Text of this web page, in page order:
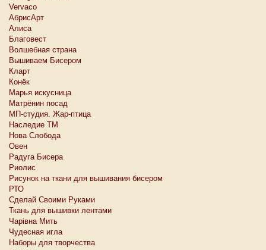
Vervaco
АбрисАрт
Алиса
Благовест
Волшебная страна
Вышиваем Бисером
Кларт
Конёк
Марья искусница
Матрёнин посад
МП-студия. Жар-птица
Наследие ТМ
Нова Слобода
Овен
Радуга Бисера
Риолис
Рисунок на ткани для вышивания бисером
РТО
Сделай Своими Руками
Ткань для вышивки лентами
Чарiвна Мить
Чудесная игла
Наборы для творчества